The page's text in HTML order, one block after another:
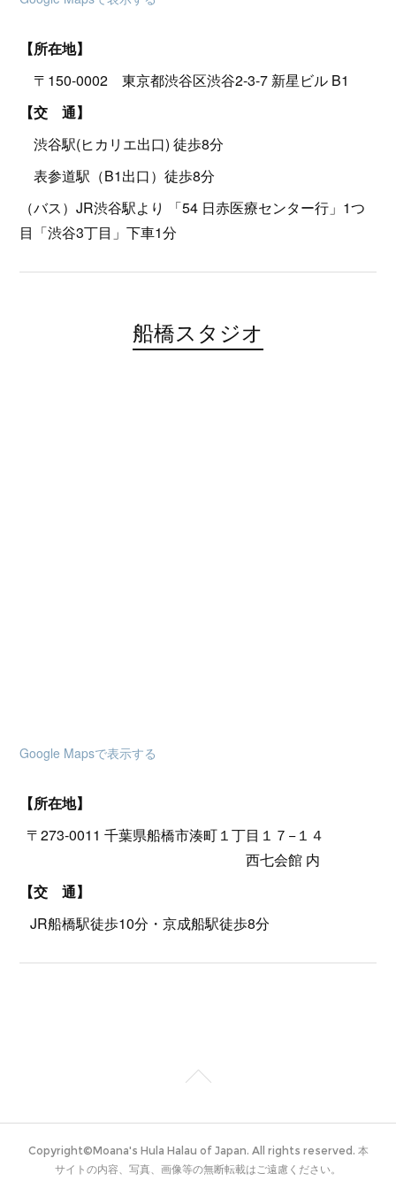
【所在地】
〒150-0002 東京都渋谷区渋谷2-3-7 新星ビル B1
【交 通】
渋谷駅(ヒカリエ出口) 徒歩8分
表参道駅（B1出口）徒歩8分
（バス）JR渋谷駅より 「54 日赤医療センター行」1つ
目「渋谷3丁目」下車1分
船橋スタジオ
Google Mapsで表示する
【所在地】
〒273-0011 千葉県船橋市湊町１丁目１７−１４
西七会館 内
【交 通】
JR船橋駅徒歩10分・京成船駅徒歩8分
Copyright©Moana's Hula Halau of Japan. All rights reserved. 本
サイトの内容、写真、画像等の無断転載はご遠慮ください。